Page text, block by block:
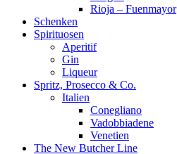
Rioja – Fuenmayor
Schenken
Spirituosen
Aperitif
Gin
Liqueur
Spritz, Prosecco & Co.
Italien
Conegliano
Vadobbiadene
Venetien
The New Butcher Line